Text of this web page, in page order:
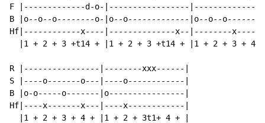
F |-------------d-o-|-----------------
B |o--o--o--------o-|o--o-------------|o--o--
Hf|------------x----|--------------x--|--------
|1 + 2 + 3 +t14 + |1 + 2 + 3 +t14 + |1 + 2 + 3 + 4
R |----------------|--------xxx------|
S |----o-------o---|----o------------|
B |o-o-----o-------|o----------------|
Hf|----x-------x---|----x------------|
  |1 + 2 + 3 + 4 + |1 + 2 + 3t1+ 4 + |